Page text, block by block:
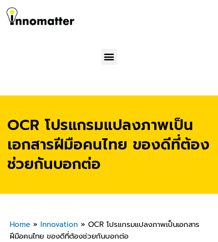
Menu
OCR โปรแกรมแปลงภาพเป็น
เอกสารฝีมือคนไทย ของดีที่ต้อง
ช่วยกันบอกต่อ
Home » Innovation » OCR โปรแกรมแปลงภาพเป็นเอกสาร
ฝีมือคนไทย ของดีที่ต้องช่วยกันบอกต่อ